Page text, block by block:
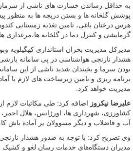
به حداقل رساندن خسارت های ناشی از
پوشش گلخانه ها و بستن دریچه ها به منظور
هرس درختان باغی، تامین تغذیه زمستانی
گرمایشی و کنترل دما در گلخانه ها،مرغداری ها
مدیرکل مدیریت بحران استانداری کهگیلویه
هشدار نارنجی هواشناسی در پی سامانه
بودن سرما و یخبندان شدید ناشی از این
برنامه ریزی و تامین زیرساخت های لازم با
مدیریت خواهد کرد.
علیرضا نیکروز اضافه کرد: طی مکاتبات لازم از
کشاورزی، شهرداری ها، اورژانس، هلال احمر،
آب و فاضلاب و دیگر مسوولان بر آماده باش
وی تصریح کرد: با توجه به صدور هشدار
مدیران دستگاه‌های خدمات رسان لغو و کشیک